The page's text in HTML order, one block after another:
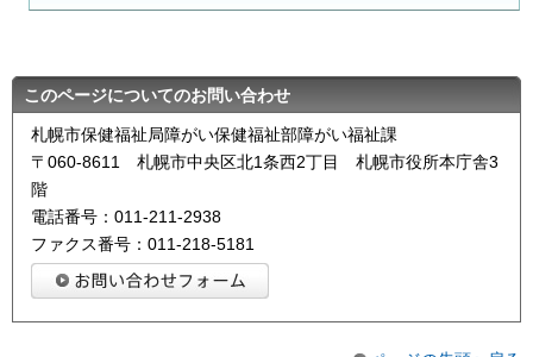
このページについてのお問い合わせ
札幌市保健福祉局障がい保健福祉部障がい福祉課
〒060-8611 札幌市中央区北1条西2丁目 札幌市役所本庁舎3
階
電話番号：011-211-2938
ファクス番号：011-218-5181